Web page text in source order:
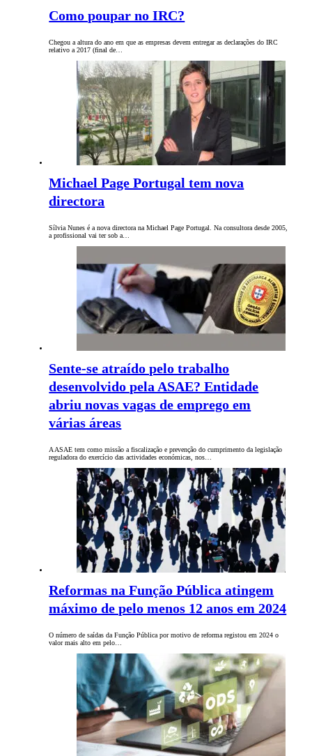
Como poupar no IRC?
Chegou a altura do ano em que as empresas devem entregar as declarações do IRC
relativo a 2017 (final de…
Michael Page Portugal tem nova
directora
Sílvia Nunes é a nova directora na Michael Page Portugal. Na consultora desde 2005,
a profissional vai ter sob a…
Sente-se atraído pelo trabalho
desenvolvido pela ASAE? Entidade
abriu novas vagas de emprego em
várias áreas
A ASAE tem como missão a fiscalização e prevenção do cumprimento da legislação
reguladora do exercício das actividades económicas, nos…
Reformas na Função Pública atingem
máximo de pelo menos 12 anos em 2024
O número de saídas da Função Pública por motivo de reforma registou em 2024 o
valor mais alto em pelo…